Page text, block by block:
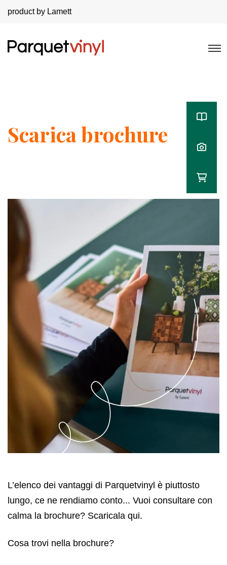
product by Lamett
Scarica brochure
L’elenco dei vantaggi di Parquetvinyl è piuttosto
lungo, ce ne rendiamo conto... Vuoi consultare con
calma la brochure? Scaricala qui.
Cosa trovi nella brochure?